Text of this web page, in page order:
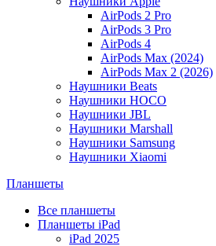
AirPods 2 Pro
AirPods 3 Pro
AirPods 4
AirPods Max (2024)
AirPods Max 2 (2026)
Наушники Beats
Наушники HOCO
Наушники JBL
Наушники Marshall
Наушники Samsung
Наушники Xiaomi
Планшеты
Все планшеты
Планшеты iPad
iPad 2025